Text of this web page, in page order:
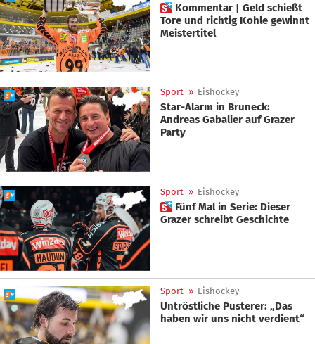
 Kommentar | Geld schießt
Tore und richtig Kohle gewinnt
Meistertitel
Sport » Eishockey
Star-Alarm in Bruneck:
Andreas Gabalier auf Grazer
Party
Sport » Eishockey
 Fünf Mal in Serie: Dieser
Grazer schreibt Geschichte
Sport » Eishockey
Untröstliche Pusterer: „Das
haben wir uns nicht verdient“